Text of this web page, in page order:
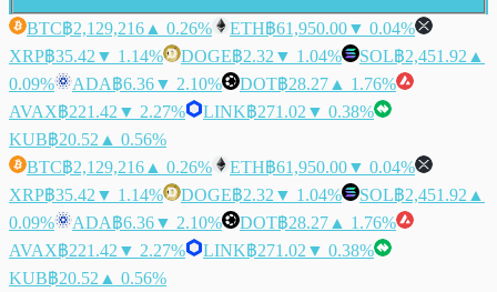
BTC฿2,129,216 ▲ 0.26% ETH฿61,950.00▼ 0.04%
XRP฿35.42 ▼ 1.14% DOGE฿2.32 ▼ 1.04% SOL฿2,451.92 ▲
0.09%
ADA฿6.36▼ 2.10% DOT฿28.27 ▲ 1.76%
AVAX฿221.42 ▼ 2.27% LINK฿271.02 ▼ 0.38%
KUB฿20.52 ▲ 0.56%
BTC฿2,129,216 ▲ 0.26% ETH฿61,950.00▼ 0.04%
XRP฿35.42 ▼ 1.14% DOGE฿2.32 ▼ 1.04% SOL฿2,451.92 ▲
0.09%
ADA฿6.36▼ 2.10% DOT฿28.27 ▲ 1.76%
AVAX฿221.42 ▼ 2.27% LINK฿271.02 ▼ 0.38%
KUB฿20.52 ▲ 0.56%